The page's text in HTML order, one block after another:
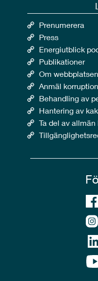
Prenumerera
Press
Energiutblick
Publikationer
Om webbplatsen
Anmäl
Behandling av
Hantering av
Ta del av